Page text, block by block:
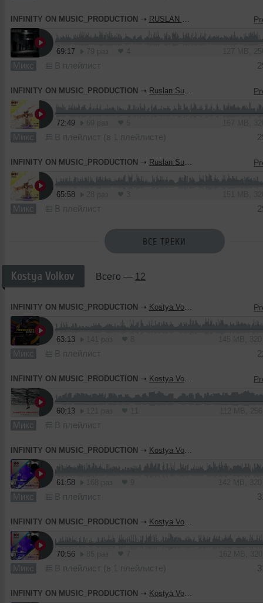
INFINITY ON MUSIC_PRODUCTION ➝ RUSLAN SUHOY - Specially for INFINITY ON MUSIC mix
69:17
Микс В плейлист
INFINITY ON MUSIC_PRODUCTION ➝ Ruslan Suhoy - Polyanka Bar(INFINITY ON MUSIC)
72:49
Микс В плейлист (в 1 плейлисте)
INFINITY ON MUSIC_PRODUCTION ➝ Ruslan Suhoy - SPECIALLI FOR INFINITY ON MUSIC
65:58
Микс В плейлист
ВСЕ ТРЕКИ
Kostya Volkov Всего — 12
INFINITY ON MUSIC_PRODUCTION ➝ Kostya Volkov - Progressive Series 001(INFINITY ON MUSIC)
63:13
Микс В плейлист
INFINITY ON MUSIC_PRODUCTION ➝ Kostya Volkov - Resident Mix (INFINITY ON MUSIC)
60:13
Микс В плейлист
INFINITY ON MUSIC_PRODUCTION ➝ Kostya Volkov - The Best Collection Of Infinity (INFINITY ON MUSIC)
61:58
Микс В плейлист
INFINITY ON MUSIC_PRODUCTION ➝ Kostya Volkov - Evening In Paradise#3 (INFINITY ON MUSIC)
70:56
Микс В плейлист (в 1 плейлисте)
INFINITY ON MUSIC_PRODUCTION ➝ Kostya Volkov - Autumn Mood (INFINITY ON MUSIC)